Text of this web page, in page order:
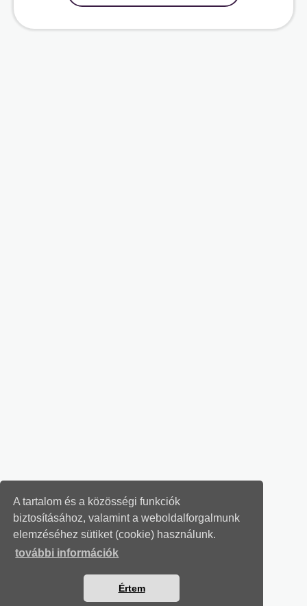
A tartalom és a közösségi funkciók
biztosításához, valamint a weboldalforgalmunk
elemzéséhez sütiket (cookie) használunk.
további információk
Értem